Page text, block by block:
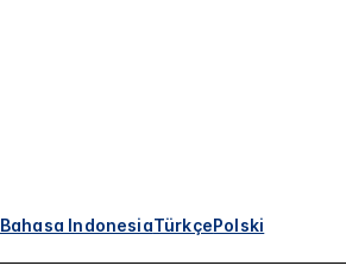
Bahasa IndonesiaTürkçePolski